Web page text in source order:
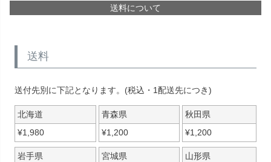
送料について
送料
送付先別に下記となります。(税込・1配送先につき)
北海道
¥1,980
青森県
¥1,200
秋田県
¥1,200
岩手県
宮城県
山形県